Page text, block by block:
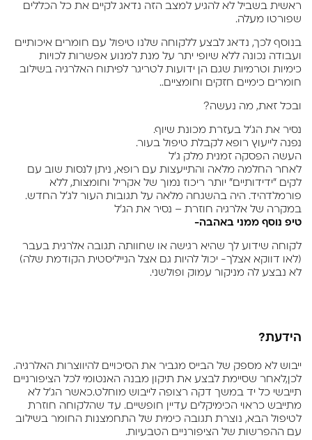
ראשית בשביל לא להגיע למצב הזה נדאג לקיים את כל הכללים
שפורטו מעלה.
בנוסף לכך, נדאג לבצע ללקוחה שלנו טיפול עם חומרים איכותיים
ועבודה נכונה ללא שיופי יתר על מנת למנוע אפשרות לכויות
כימיות וטרמיות שגם הן ידועות לטריגר לפיתוח האלרגיה בשילוב
חומרים כימיים חזקים וחומציים..
ובכל זאת, מה נעשה?
נסיר את הג'ל בעזרת מכונת שיוף.
נפנה לייעוץ רופא לקבלת טיפול בעור.
העשה הפסקה זמנית מלק ג'ל
לאחר החלמה מלאה והתייעצות עם רופא, ניתן לנסות שוב עם
לקים "ידידותיים" יותר ריכוז נמוך של אקריל וחומצות, ללא
פורמלדהיד. היה בהשגחה מלאה על תגובות העור לג'ל החדש.
במקרה של אלרגיה חוזרת – נסיר את הג'ל
טיפ נוסף ממני באהבה-
לקוחה שידוע לך שהיא רגישה או שחוותה תגובה אלרגית בעבר
(לאו דווקא אצלך- יכול להיות גם אצל הנייליסטית הקודמת שלה)
לא נבצע לה מניקור עמוק ופולשני.
הידעת?
ייבוש לא מספק של הבייס מגביר את הסיכויים להיווצרות האלרגיה.
לכן,לאחר שסיימת לבצע את תיקון מבנה האנטומי לכל הציפורניים
תייבשי כל יד במשך דקה רצופה לייבוש מוחלט.כאשר הג'ל לא
מתייבש כראוי הכימיקלים עדיין חופשיים. עד שהלקוחה חוזרת
לטיפול הבא, נוצרת תגובה כימית של התחמצנות החומר בשילוב
עם ההפרשות של הציפורניים הטבעיות.